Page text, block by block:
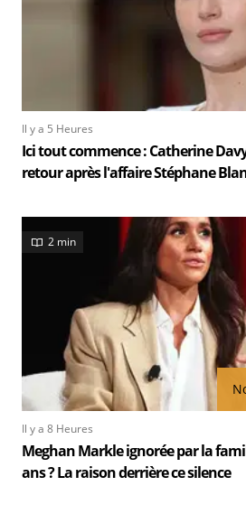
Il y a 5 Heures
Ici tout commence : Catherine
retour après l'affaire Stéphane
2 min
Il y a 8 Heures
Meghan Markle ignorée par la
ans ? La raison derrière ce silence